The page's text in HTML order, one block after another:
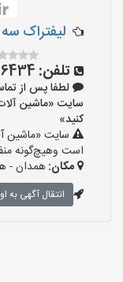
لیفتراک
تلفن:
لطفا پس از
کنید»
سایت «ماشین
است وهیچ‌گونه
مکان:همدان -
انتقال آگهی به